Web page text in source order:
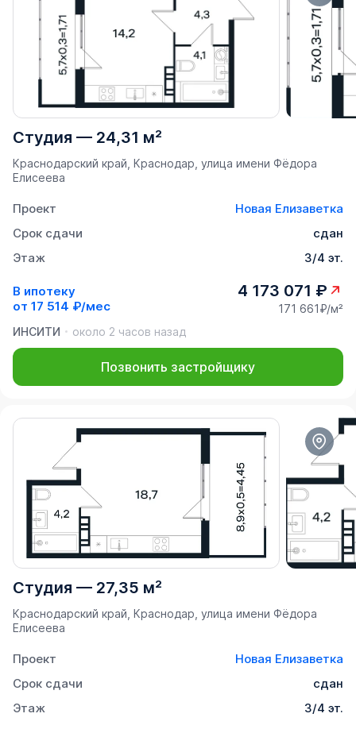
Студия — 24,31 м²
Краснодарский край, Краснодар, улица имени Фёдора
Елисеева
Проект
Новая Елизаветка
Срок сдачи
сдан
Этаж
3/4 эт.
В ипотеку
от 17 514 ₽/мес
4 173 071 ₽
171 661₽/м²
ИНСИТИ
около 2 часов назад
Позвонить застройщику
Студия — 27,35 м²
Краснодарский край, Краснодар, улица имени Фёдора
Елисеева
Проект
Новая Елизаветка
Срок сдачи
сдан
Этаж
3/4 эт.